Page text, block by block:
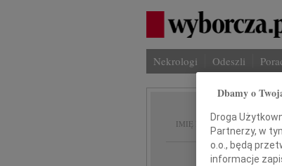
Nekrologi Odeszli
IMIĘ I NAZWISKO:
REGION: Poznań
Dbamy o
Droga
Partnerzy, w
o.o., będą
informacje